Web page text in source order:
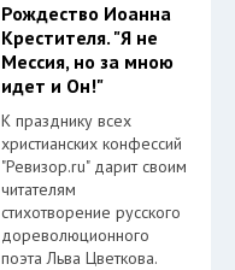
Рождество Иоанна
Крестителя. "Я не
Мессия, но за мною
идет и Он!"
К празднику всех
христианских конфессий
"Ревизор.ru" дарит своим
читателям
стихотворение русского
дореволюционного
поэта Льва Цветкова.